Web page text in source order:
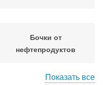
Бочки от
нефтепродуктов
Показать все